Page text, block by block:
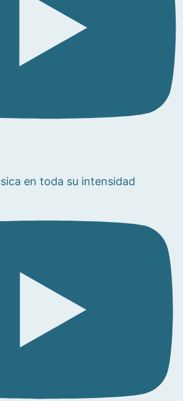
en toda su intensidad